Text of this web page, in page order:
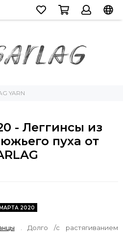
YARN
- Леггинсы из
пуха от
2020
. Долго /с растягиванием